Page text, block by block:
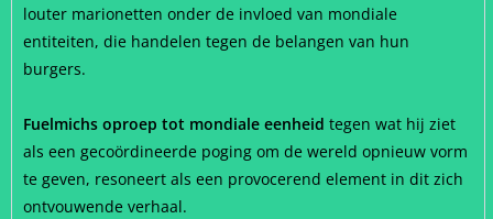
louter marionetten onder de invloed van mondiale
entiteiten, die handelen tegen de belangen van hun
burgers.
Fuelmichs oproep tot mondiale eenheid tegen wat hij ziet
als een gecoördineerde poging om de wereld opnieuw vorm
te geven, resoneert als een provocerend element in dit zich
ontvouwende verhaal.